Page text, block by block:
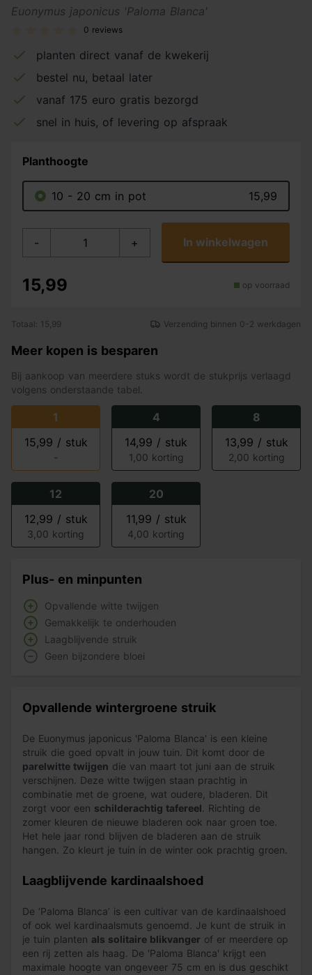
Euonymus japonicus 'Paloma Blanca'
0 reviews
planten direct vanaf de kwekerij
bestel nu, betaal later
vanaf 175 euro gratis bezorgd
snel in huis, of levering op afspraak
Planthoogte
10 - 20 cm in pot 15,99
- + In winkelwagen
15,99 op voorraad
Totaal: 15,99 Verzending binnen 0-2 werkdagen
Meer kopen is besparen
Bij aankoop van meerdere stuks wordt de stukprijs verlaagd
volgens onderstaande tabel.
1
15,99 / stuk
-
4
14,99 / stuk
1,00 korting
8
13,99 / stuk
2,00 korting
12
12,99 / stuk
3,00 korting
20
11,99 / stuk
4,00 korting
Plus- en minpunten
Opvallende witte twijgen
Gemakkelijk te onderhouden
Laagblijvende struik
Geen bijzondere bloei
Opvallende wintergroene struik
De Euonymus japonicus 'Paloma Blanca' is een kleine
struik die goed opvalt in jouw tuin. Dit komt door de
parelwitte twijgen die van maart tot juni aan de struik
verschijnen. Deze witte twijgen staan prachtig in
combinatie met de groene, wat oudere, bladeren. Dit
zorgt voor een schilderachtig tafereel . Richting de
zomer kleuren de nieuwe bladeren ook naar groen toe.
Het hele jaar rond blijven de bladeren aan de struik
hangen. Zo kleurt je tuin in de winter ook prachtig groen.
Laagblijvende kardinaalshoed
De ‘Paloma Blanca’ is een cultivar van de kardinaalshoed
of ook wel kardinaalsmuts genoemd. Je kunt de struik in
je tuin planten als solitaire blikvanger of er meerdere op
een rij zetten als haag. De 'Paloma Blanca' krijgt een
maximale hoogte van ongeveer 75 cm en is dus geschikt